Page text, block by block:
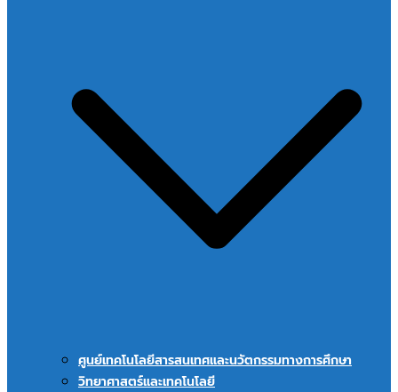
ศูนย์เทคโนโลยีสารสนเทศและนวัตกรรมทางการศึกษา
วิทยาศาสตร์และเทคโนโลยี